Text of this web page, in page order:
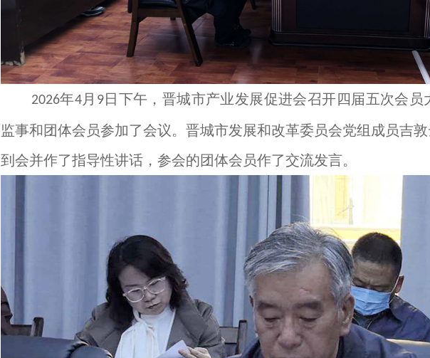
2026年4月 9日下午，晋城市产业发展促进会召开四届五次会
监事和团体会员参加了会议。晋城市发展和改革委员会党组成员吉
到会并作了指导性讲话，参会的团体会员作了交流发言。